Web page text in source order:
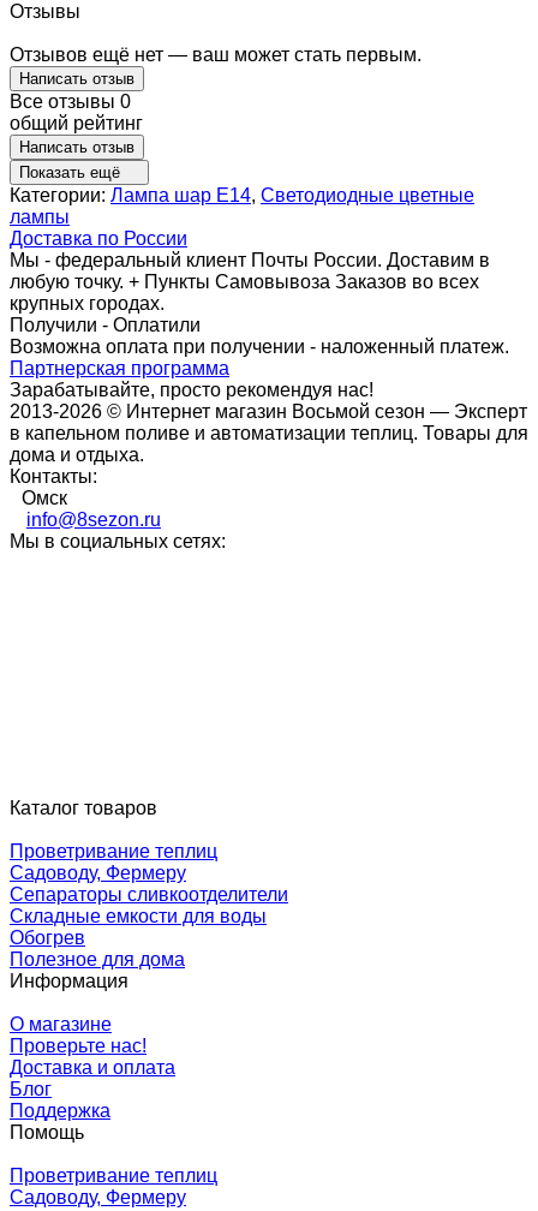
Отзывы
Отзывов ещё нет — ваш может стать первым.
Написать отзыв
Все отзывы 0
общий рейтинг
Написать отзыв
Показать ещё
Категории: Лампа шар Е14, Светодиодные цветные
лампы
Доставка по России
Мы - федеральный клиент Почты России. Доставим в
любую точку. + Пункты Самовывоза Заказов во всех
крупных городах.
Получили - Оплатили
Возможна оплата при получении - наложенный платеж.
Партнерская программа
Зарабатывайте, просто рекомендуя нас!
2013-2026 © Интернет магазин Восьмой сезон — Эксперт
в капельном поливе и автоматизации теплиц. Товары для
дома и отдыха.
Контакты:
Омск
info@8sezon.ru
Мы в социальных сетях:
Каталог товаров
Проветривание теплиц
Садоводу, Фермеру
Сепараторы сливкоотделители
Складные емкости для воды
Обогрев
Полезное для дома
Информация
О магазине
Проверьте нас!
Доставка и оплата
Блог
Поддержка
Помощь
Проветривание теплиц
Садоводу, Фермеру